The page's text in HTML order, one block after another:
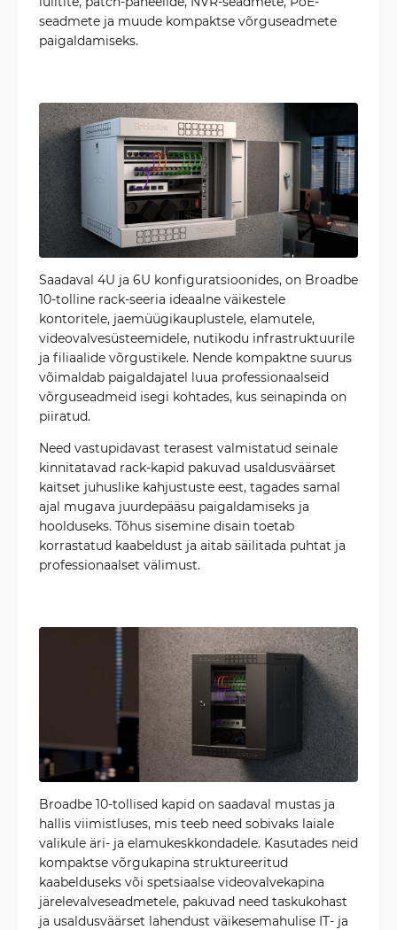
seadmete ja muude kompaktse võrguseadmete
paigaldamiseks.
Saadaval 4U ja 6U konfiguratsioonides, on Broadbe
10-tolline rack-seeria ideaalne väikestele
kontoritele, jaemüügikauplustele, elamutele,
videovalvesüsteemidele, nutikodu infrastruktuurile
ja filiaalide võrgustikele. Nende kompaktne suurus
võimaldab paigaldajatel luua professionaalseid
võrguseadmeid isegi kohtades, kus seinapinda on
piiratud.
Need vastupidavast terasest valmistatud seinale
kinnitatavad rack-kapid pakuvad usaldusväärset
kaitset juhuslike kahjustuste eest, tagades samal
ajal mugava juurdepääsu paigaldamiseks ja
hoolduseks. Tõhus sisemine disain toetab
korrastatud kaabeldust ja aitab säilitada puhtat ja
professionaalset välimust.
Broadbe 10-tollised kapid on saadaval mustas ja
hallis viimistluses, mis teeb need sobivaks laiale
valikule äri- ja elamukeskkondadele. Kasutades neid
kompaktse võrgukapina struktureeritud
kaabelduseks või spetsiaalse videovalvekapina
järelevalveseadmetele, pakuvad need taskukohast
ja usaldusväärset lahendust väikesemahulise IT- ja